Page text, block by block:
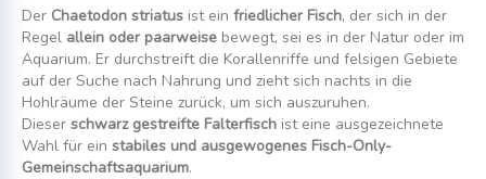
Der Chaetodon striatus ist ein friedlicher Fisch, der sich in der
Regel allein oder paarweise bewegt, sei es in der Natur oder im
Aquarium. Er durchstreift die Korallenriffe und felsigen Gebiete
auf der Suche nach Nahrung und zieht sich nachts in die
Hohlräume der Steine zurück, um sich auszuruhen.
Dieser schwarz gestreifte Falterfisch ist eine ausgezeichnete
Wahl für ein stabiles und ausgewogenes Fisch-Only-
Gemeinschaftsaquarium.